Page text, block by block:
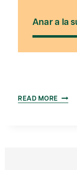
Anar a la
READ MORE LA